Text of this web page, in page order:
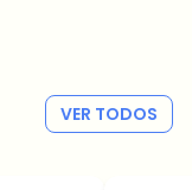
VER TODOS